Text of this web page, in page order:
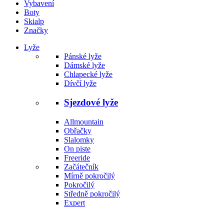
Vybavení
Boty
Skialp
Značky
Lyže
Pánské lyže
Dámské lyže
Chlapecké lyže
Dívčí lyže
Sjezdové lyže
Allmountain
Obřačky
Slalomky
On piste
Freeride
Začátečník
Mírně pokročilý
Pokročilý
Středně pokročilý
Expert